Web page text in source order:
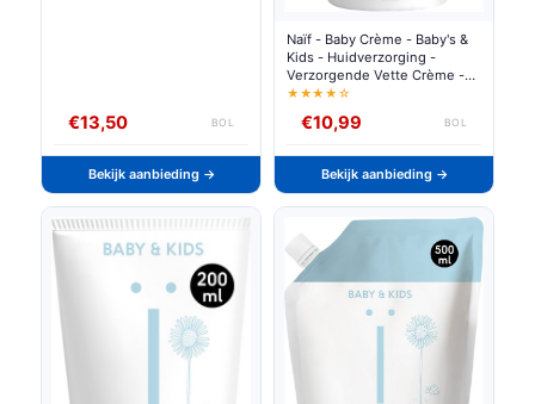
€13,50 BOL
Bekijk aanbieding →
Naïf - Baby Crème - Baby's &
Kids - Huidverzorging -
Verzorgende Vette Crème -
Milde Naïf Geur - 75ml
★★★★☆
€10,99 BOL
Bekijk aanbieding →